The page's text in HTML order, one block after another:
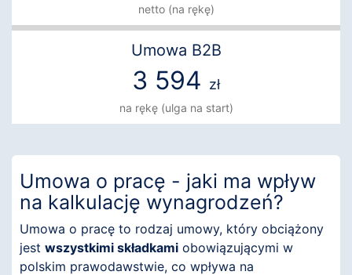
netto (na rękę)
Umowa B2B
3 594 zł
na rękę (ulga na start)
Umowa o pracę - jaki ma wpływ
na kalkulację wynagrodzeń?
Umowa o pracę to rodzaj umowy, który obciążony
jest wszystkimi składkami obowiązującymi w
polskim prawodawstwie, co wpływa na